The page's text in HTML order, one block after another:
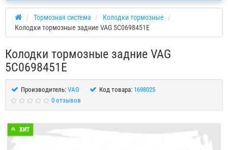
Тормозная система
Колодки тормозные
Колодки тормозные задние VAG 5C0698451E
Колодки тормозные задние VAG
5C0698451E
Производитель: VAG Код товара: 1698025
0 отзывов
ХИТ